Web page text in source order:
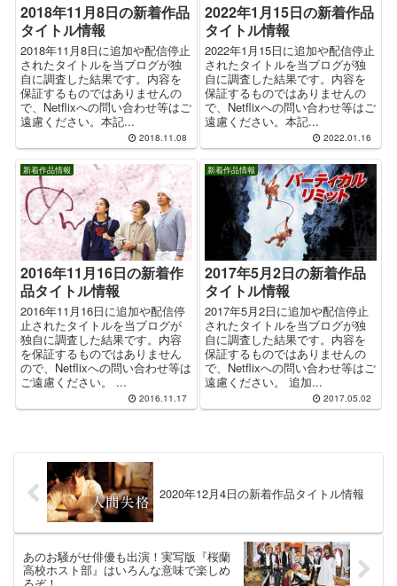
2018年11月8日の新着作品
タイトル情報
2018年11月8日に追加や配信停止
されたタイトルを当ブログが独
自に調査した結果です。内容を
保証するものではありませんの
で、Netflixへの問い合わせ等はご
遠慮ください。本記...
2018.11.08
2022年1月15日の新着作品
タイトル情報
2022年1月15日に追加や配信停止
されたタイトルを当ブログが独
自に調査した結果です。内容を
保証するものではありませんの
で、Netflixへの問い合わせ等はご
遠慮ください。本記...
2022.01.16
新着作品情報
2016年11月16日の新着作
品タイトル情報
2016年11月16日に追加や配信停
止されたタイトルを当ブログが
独自に調査した結果です。内容
を保証するものではありません
ので、Netflixへの問い合わせ等は
ご遠慮ください。 ...
2016.11.17
新着作品情報
2017年5月2日の新着作品
タイトル情報
2017年5月2日に追加や配信停止
されたタイトルを当ブログが独
自に調査した結果です。内容を
保証するものではありませんの
で、Netflixへの問い合わせ等はご
遠慮ください。 追加...
2017.05.02
2020年12月4日の新着作品タイトル情報
あのお騒がせ俳優も出演！実写版『桜蘭
高校ホスト部』はいろんな意味で楽しめ
るぞ！